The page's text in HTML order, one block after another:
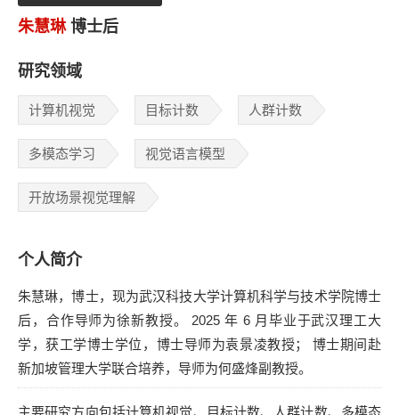
朱慧琳博士后
研究领域
计算机视觉 目标计数 人群计数
多模态学习 视觉语言模型
开放场景视觉理解
个人简介
朱慧琳，博士，现为武汉科技大学计算机科学与技术学院博士
后，合作导师为徐新教授。 2025 年 6 月毕业于武汉理工大
学，获工学博士学位，博士导师为袁景凌教授； 博士期间赴
新加坡管理大学联合培养，导师为何盛烽副教授。